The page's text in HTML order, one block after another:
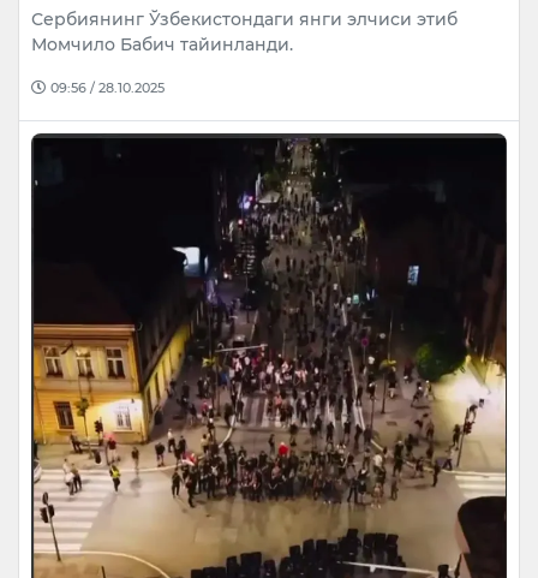
Сербиянинг Ўзбекистондаги янги элчиси этиб
Момчило Бабич тайинланди.
09:56 / 28.10.2025